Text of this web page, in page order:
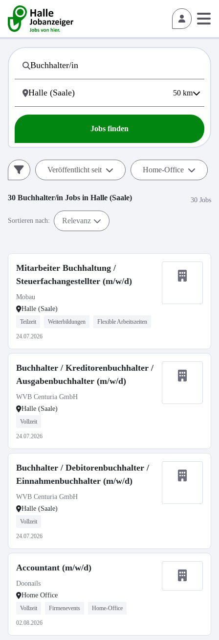
50 km
Jobs finden
Veröffentlicht seit Home-Office
30 Buchhalter/in Jobs in Halle (Saale) 30 Jobs
Sortieren nach: Relevanz
Mitarbeiter Buchhaltung /
Steuerfachangestellter (m/w/d)
Mobau
Halle (Saale)
Teilzeit Weiterbildungen Flexible Arbeitszeiten
24.07.2026
Buchhalter / Kreditorenbuchhalter /
Ausgabenbuchhalter (m/w/d)
WVB Centuria GmbH
Halle (Saale)
Vollzeit
24.07.2026
Buchhalter / Debitorenbuchhalter /
Einnahmenbuchhalter (m/w/d)
WVB Centuria GmbH
Halle (Saale)
Vollzeit
24.07.2026
Accountant (m/w/d)
Doonails
Home Office
Vollzeit Firmenevents Home-Office
02.08.2026